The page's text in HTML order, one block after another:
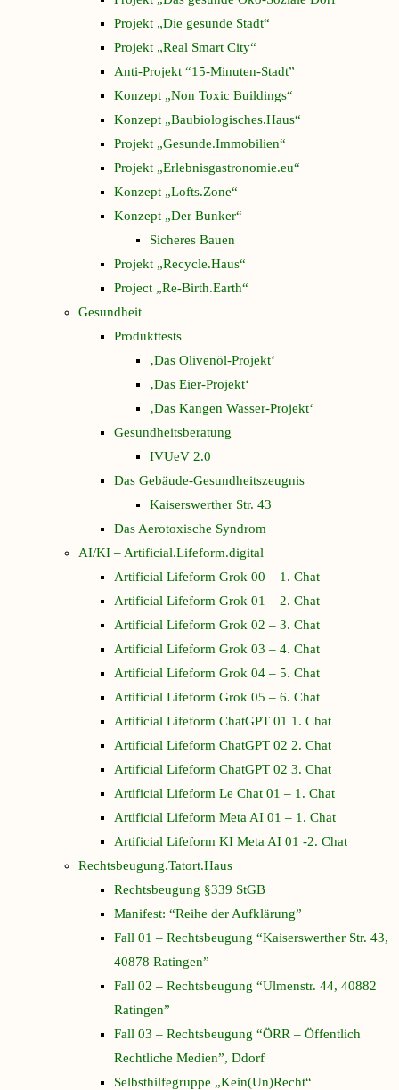
Projekt „Die gesunde Stadt“
Projekt „Real Smart City“
Anti-Projekt “15-Minuten-Stadt”
Konzept „Non Toxic Buildings“
Konzept „Baubiologisches.Haus“
Projekt „Gesunde.Immobilien“
Projekt „Erlebnisgastronomie.eu“
Konzept „Lofts.Zone“
Konzept „Der Bunker“
Sicheres Bauen
Projekt „Recycle.Haus“
Project „Re-Birth.Earth“
Gesundheit
Produkttests
‚Das Olivenöl-Projekt‘
‚Das Eier-Projekt‘
‚Das Kangen Wasser-Projekt‘
Gesundheitsberatung
IVUeV 2.0
Das Gebäude-Gesundheitszeugnis
Kaiserswerther Str. 43
Das Aerotoxische Syndrom
AI/KI – Artificial.Lifeform.digital
Artificial Lifeform Grok 00 – 1. Chat
Artificial Lifeform Grok 01 – 2. Chat
Artificial Lifeform Grok 02 – 3. Chat
Artificial Lifeform Grok 03 – 4. Chat
Artificial Lifeform Grok 04 – 5. Chat
Artificial Lifeform Grok 05 – 6. Chat
Artificial Lifeform ChatGPT 01 1. Chat
Artificial Lifeform ChatGPT 02 2. Chat
Artificial Lifeform ChatGPT 02 3. Chat
Artificial Lifeform Le Chat 01 – 1. Chat
Artificial Lifeform Meta AI 01 – 1. Chat
Artificial Lifeform KI Meta AI 01 -2. Chat
Rechtsbeugung.Tatort.Haus
Rechtsbeugung §339 StGB
Manifest: “Reihe der Aufklärung”
Fall 01 – Rechtsbeugung “Kaiserswerther Str. 43,
40878 Ratingen”
Fall 02 – Rechtsbeugung “Ulmenstr. 44, 40882
Ratingen”
Fall 03 – Rechtsbeugung “ÖRR – Öffentlich
Rechtliche Medien”, Ddorf
Selbsthilfegruppe „Kein(Un)Recht“